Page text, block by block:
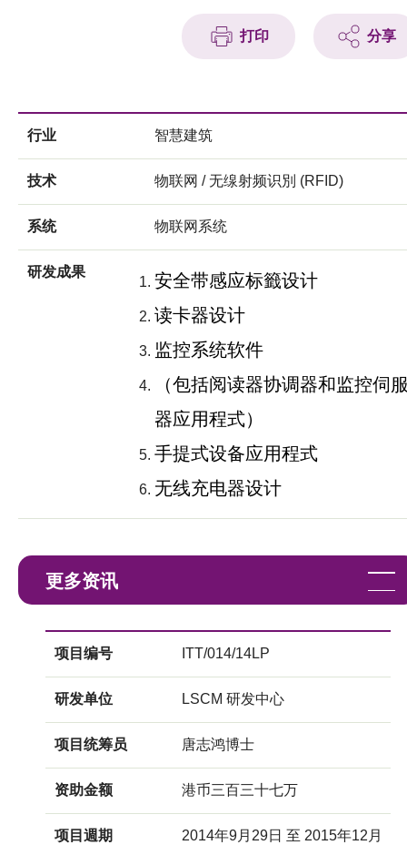
打印 分享
行业 智慧建筑
技术 物联网 / 无缐射频识別 (RFID)
系统 物联网系统
研发成果
安全带感应标籤设计
读卡器设计
监控系统软件
（包括阅读器协调器和监控伺
器应用程式）
手提式设备应用程式
无线充电器设计
更多资讯
项目编号 ITT/014/14LP
研发单位 LSCM 研发中心
项目统筹员 唐志鸿博士
资助金额 港币三百三十七万
项目週期
2014年9月29日 至 2015年12月